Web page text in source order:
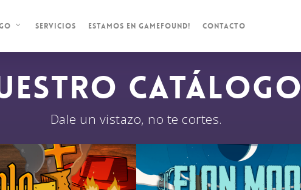
Servicios Estamos en Gamefound! Contacto
CATÁLOGO
Dale un vistazo, no te cortes.